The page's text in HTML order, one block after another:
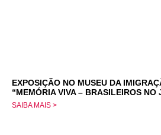
EXPOSIÇÃO NO MUSEU DA
“MEMÓRIA VIVA – BRASILEIROS NO
SAIBA MAIS >